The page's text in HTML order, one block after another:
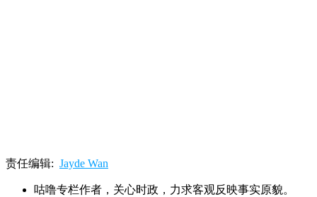
责任编辑: Jayde Wan
咕噜专栏作者，关心时政，力求客观反映事实原貌。